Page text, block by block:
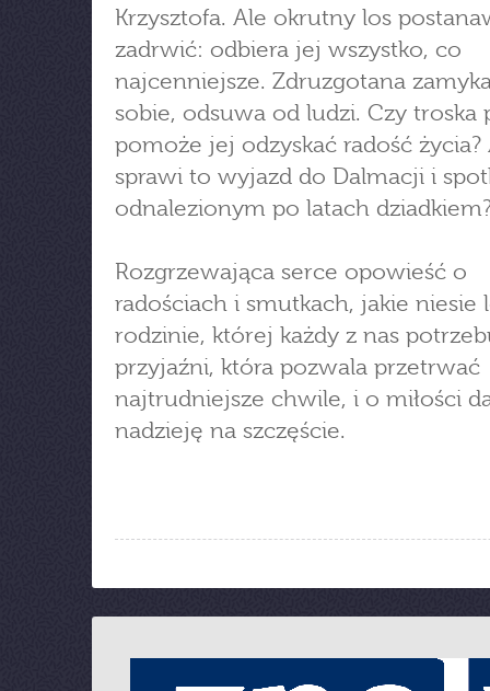
Krzysztofa. Ale okrutny los
zadrwić: odbiera jej wszystko, co
najcenniejsze. Zdruzgotana
sobie, odsuwa od ludzi. Czy troska
pomoże jej odzyskać radość życia?
sprawi to wyjazd do Dalmacji i
odnalezionym po latach
Rozgrzewająca serce opowieść o
radościach i smutkach, jakie niesie
rodzinie, której każdy z nas
przyjaźni, która pozwala przetrwać
najtrudniejsze chwile, i o miłości
nadzieję na szczęście.